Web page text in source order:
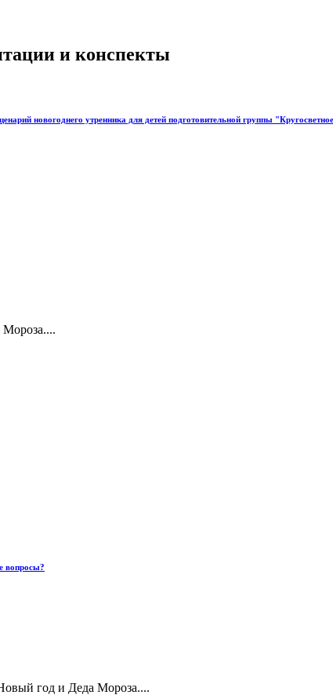
и конспекты
новогоднего утренника для детей подготовительной группы
Мороза....
вопросы?
год и Деда Мороза....